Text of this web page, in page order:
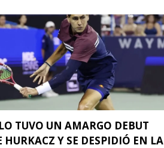
TUVO UN AMARGO DEBUT
HURKACZ Y SE DESPIDIÓ EN LA